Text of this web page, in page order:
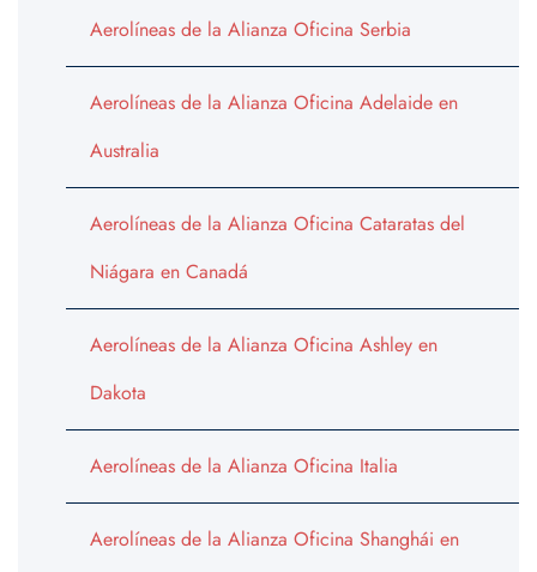
Aerolíneas de la Alianza Oficina Serbia
Aerolíneas de la Alianza Oficina Adelaide en
Australia
Aerolíneas de la Alianza Oficina Cataratas del
Niágara en Canadá
Aerolíneas de la Alianza Oficina Ashley en
Dakota
Aerolíneas de la Alianza Oficina Italia
Aerolíneas de la Alianza Oficina Shanghái en